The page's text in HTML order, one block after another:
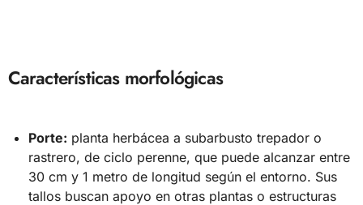
Características morfológicas
Porte: planta herbácea a subarbusto trepador o
rastrero, de ciclo perenne, que puede alcanzar entre
30 cm y 1 metro de longitud según el entorno. Sus
tallos buscan apoyo en otras plantas o estructuras